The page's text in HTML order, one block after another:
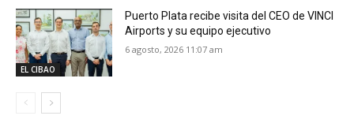
EL CIBAO
Puerto Plata recibe visita del CEO de VINCI
Airports y su equipo ejecutivo
6 agosto, 2026 11:07 am